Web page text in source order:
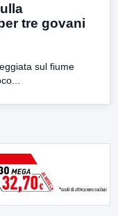
tre govani
sul fiume